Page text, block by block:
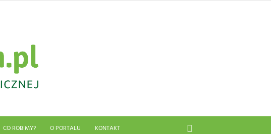
CO ROBIMY? O PORTALU KONTAKT